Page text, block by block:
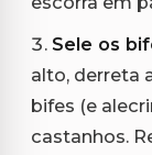
Sele os
alto, derreta
bifes (e
castanhos.